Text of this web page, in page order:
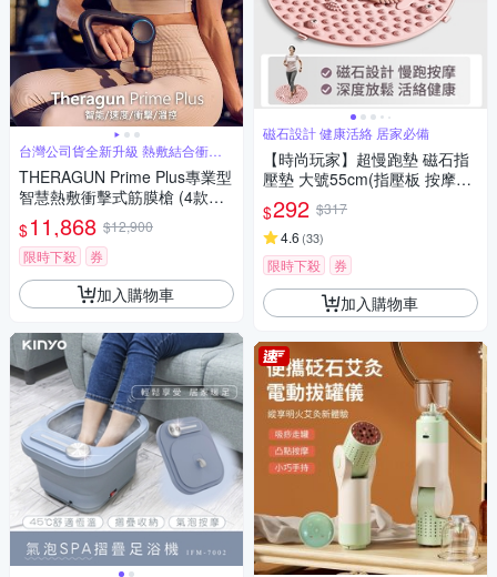
台灣公司貨全新升級 熱敷結合衝擊
式按摩
THERAGUN Prime Plus專業型
智慧熱敷衝擊式筋膜槍 (4款按
摩頭/16mm振幅/18kg推力)
$11,868 $12,900
限時下殺
券
加入購物車
磁石設計 健康活絡 居家必備
【時尚玩家】超慢跑墊 磁石指
壓墊 大號55cm(指壓板 按摩腳
踏墊 足底按摩)
$292 $317
4.6 (33)
限時下殺 券
加入購物車